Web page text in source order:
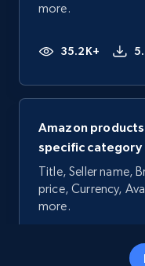
more.
35.2K+
Amazon
specific category
Title, Seller name,
price, Currency,
more.